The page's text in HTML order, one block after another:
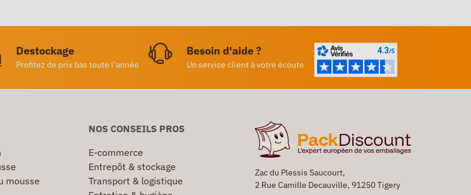
Destockage
Profitez de prix bas toute l’année
Besoin d'aide ?
Un service client à votre écoute
Zac du Plessis Saucourt,
2 Rue Camille Decauville, 91250 Tigery
mousse
NOS CONSEILS PROS
E-commerce
Entrepôt & stockage
Transport & logistique